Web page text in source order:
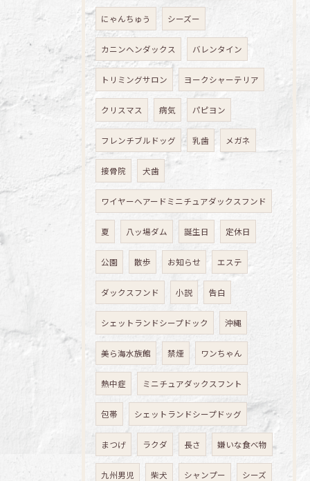
にゃんちゅう シーズー
カニンヘンダックス バレンタイン
トリミングサロン ヨークシャーテリア
クリスマス 病気 パピヨン
フレンチブルドッグ 乳歯 メガネ
接骨院 犬歯
ワイヤーヘアードミニチュアダックスフンド
夏 八ッ場ダム 誕生日 定休日
公園 散歩 お知らせ エステ
ダックスフンド 小説 告白
シェットランドシープドック 沖縄
美ら海水族館 禁煙 ワンちゃん
熱中症 ミニチュアダックスフント
包帯 シェットランドシープドッグ
まつげ ラクダ 長さ 嫌いな食べ物
九州男児 柴犬 シャンプー シーズ